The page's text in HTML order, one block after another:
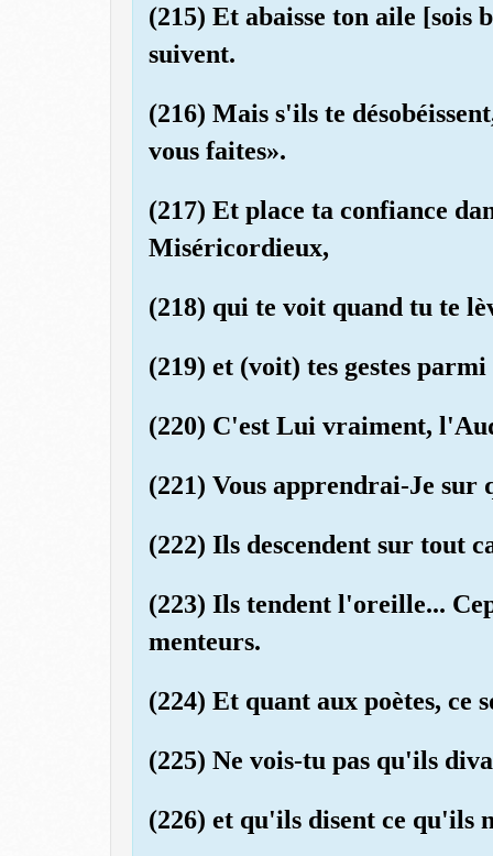
(215) Et abaisse ton aile
suivent.
(216) Mais s'ils te
vous faites».
(217) Et place ta confiance
Miséricordieux,
(218) qui te voit quand tu te
(219) et (voit) tes gestes
(220) C'est Lui vraiment,
(221) Vous apprendrai-Je sur
(222) Ils descendent sur tout
(223) Ils tendent l'oreille...
menteurs.
(224) Et quant aux poètes, ce
(225) Ne vois-tu pas qu'ils
(226) et qu'ils disent ce qu'ils